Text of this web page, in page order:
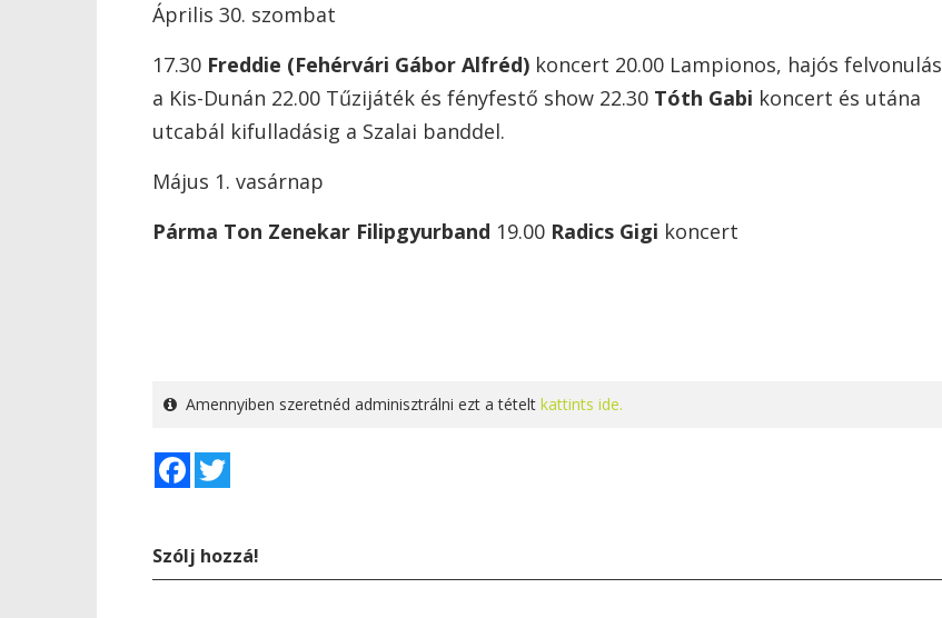
Április 30. szombat
17.30 Freddie (Fehérvári Gábor Alfréd) koncert 20.00 Lampionos, hajós felvonulás
a Kis-Dunán 22.00 Tűzijáték és fényfestő show 22.30 Tóth Gabi koncert és utána
utcabál kifulladásig a Szalai banddel.
Május 1. vasárnap
Párma Ton Zenekar Filipgyurband 19.00 Radics Gigi koncert
Amennyiben szeretnéd adminisztrálni ezt a tételt kattints ide.
Facebook
Szólj hozzá!